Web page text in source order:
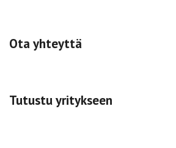
Ota yhteyttä
Tutustu yritykseen